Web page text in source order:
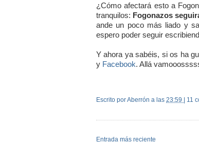
¿Cómo afectará esto a
tranquilos: Fogonazos
ande un poco más liado y
espero poder seguir
Y ahora ya sabéis, si os ha
y Facebook. Allá
Escrito por Aberrón a las 23:59 | 11
Entrada más reciente